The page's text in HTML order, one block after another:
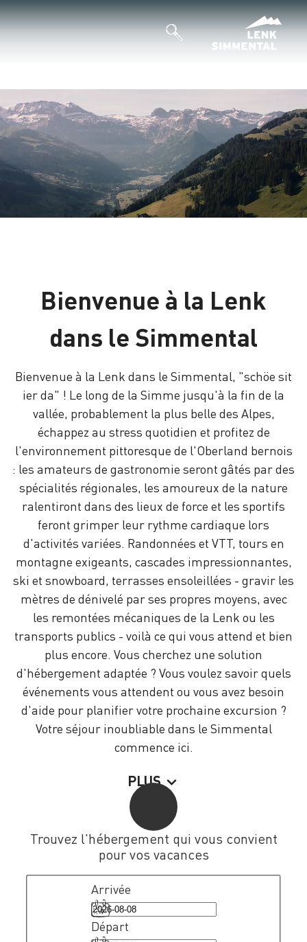
Bienvenue à la Lenk
dans le Simmental
Bienvenue à la Lenk dans le Simmental, "schöe sit
ier da" ! Le long de la Simme jusqu'à la fin de la
vallée, probablement la plus belle des Alpes,
échappez au stress quotidien et profitez de
l'environnement pittoresque de l'Oberland bernois
: les amateurs de gastronomie seront gâtés par des
spécialités régionales, les amoureux de la nature
ralentiront dans des lieux de force et les sportifs
feront grimper leur rythme cardiaque lors
d'activités variées. Randonnées et VTT, tours en
montagne exigeants, cascades impressionnantes,
ski et snowboard, terrasses ensoleillées - gravir les
mètres de dénivelé par ses propres moyens, avec
les remontées mécaniques de la Lenk ou les
transports publics - voilà ce qui vous attend et bien
plus encore. Vous cherchez une solution
d'hébergement adaptée ? Vous voulez savoir quels
événements vous attendent ou vous avez besoin
d'aide pour planifier votre prochaine excursion ?
Votre séjour inoubliable dans le Simmental
commence ici.
PLUS
Trouvez l'hébergement qui vous convient
pour vos vacances
Arrivée
Départ